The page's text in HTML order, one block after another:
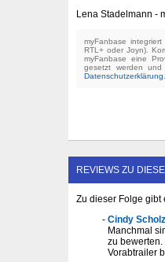
Lena Stadelmann -
myFanbase
RTL+ oder Joyn).
myFanbase eine
gesetzt werden
Datenschutzerklärung.
REVIEWS ZU
Zu dieser Folge gibt
Cindy
Manchmal
zu
Vorabtrailer